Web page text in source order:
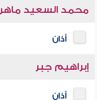
محمد السعيد ماهر
أذان
إبراهيم جبر
أذان